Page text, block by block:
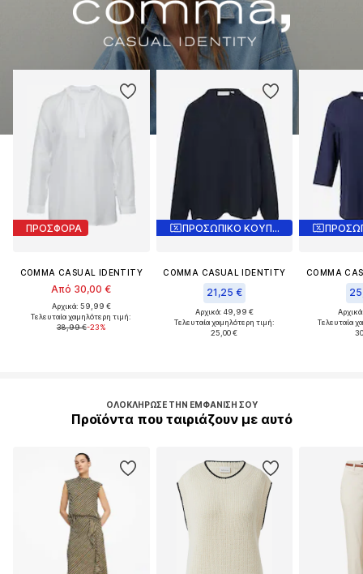
ΠΡΟΣΦΟΡΑ
COMMA CASUAL IDENTITY
Από 30,00 €
Αρχικά: 59,99 €
Τελευταία χαμηλότερη τιμή:
38,99 €-23%
ΠΡΟΣΩΠΙΚΟ ΚΟΥΠΟΝΙ
COMMA CASUAL IDENTITY
21,25 €
Αρχικά: 49,99 €
Τελευταία χαμηλότερη τιμή:
25,00 €
COMMA
Τελευταία
ΟΛΟΚΛΉΡΩΣΕ ΤΗΝ ΕΜΦΆΝΙΣΉ ΣΟΥ
Προϊόντα που ταιριάζουν με αυτό